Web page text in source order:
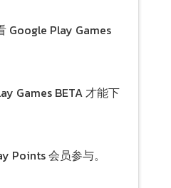
Google Play Games
Games BETA 才能下
Points 会员参与。